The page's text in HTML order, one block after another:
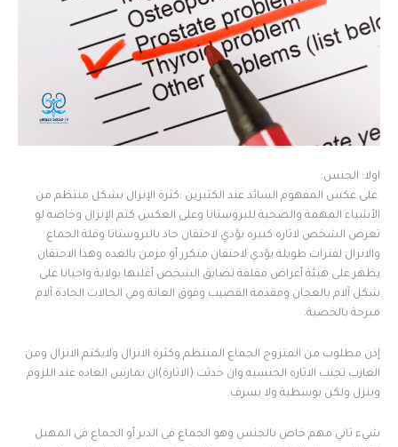
اولا: الجنس:
على عكس المفهوم السائد عند الكثيرين :كثرة الإنزال بشكل منتظم من
الأشياء المهمة والصحية للبروستاتا وعلى العكس كتم الإنزال وخاصه لو
تعرض الشخص لاثاره كبيره يؤدي لاحتقان حاد بالبروستاتا وقلة الجماع
والانزال لفترات طويلة يؤدي لاحتقان متكرر أو مزمن بالغده وهذا الاحتقان
يظهر على هيئة أعراض مقلقة تضايق الشخص أغلبها بولاية واحيانا على
شكل آلام بالعجان ومقدمة القضيب وفوق العانة وفي الحالات الحادة آلام
مبرحة بالخصية.
إذن مطلوب من المتزوج الجماع المنتظم وكثرة الانزال ولايكتم الانزال ومن
العازب تجنب الاثاره الجنسيه وان حدثت (الاثارة)ان يمارس العاده عند اللزوم
وينزل ولكن بوسطية ولا يسرف.
شيء ثاني مهم خاص بالجنس وهو الجماع فى الدبر أو الجماع فى المهبل